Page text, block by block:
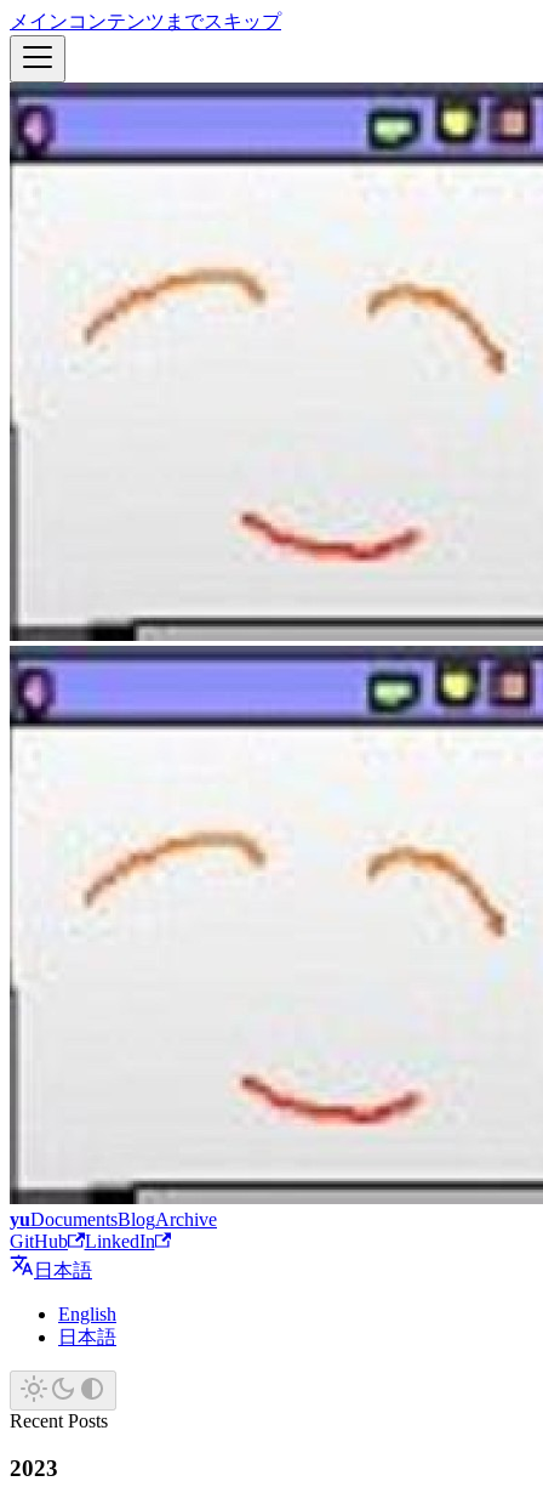
メインコンテンツまでスキップ
yuDocumentsBlogArchive
GitHub
LinkedIn
日本語
English
日本語
Recent Posts
2023